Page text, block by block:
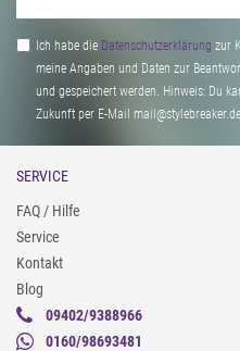
Ich habe die Daten­schutz­erklärung zur
meine Angaben und Daten zur
und gespeichert werden. Hinweis: Du
Zukunft per E-Mail
SERVICE
FAQ / Hilfe
Service
Kontakt
Blog
09402/9388966
0160/98693481